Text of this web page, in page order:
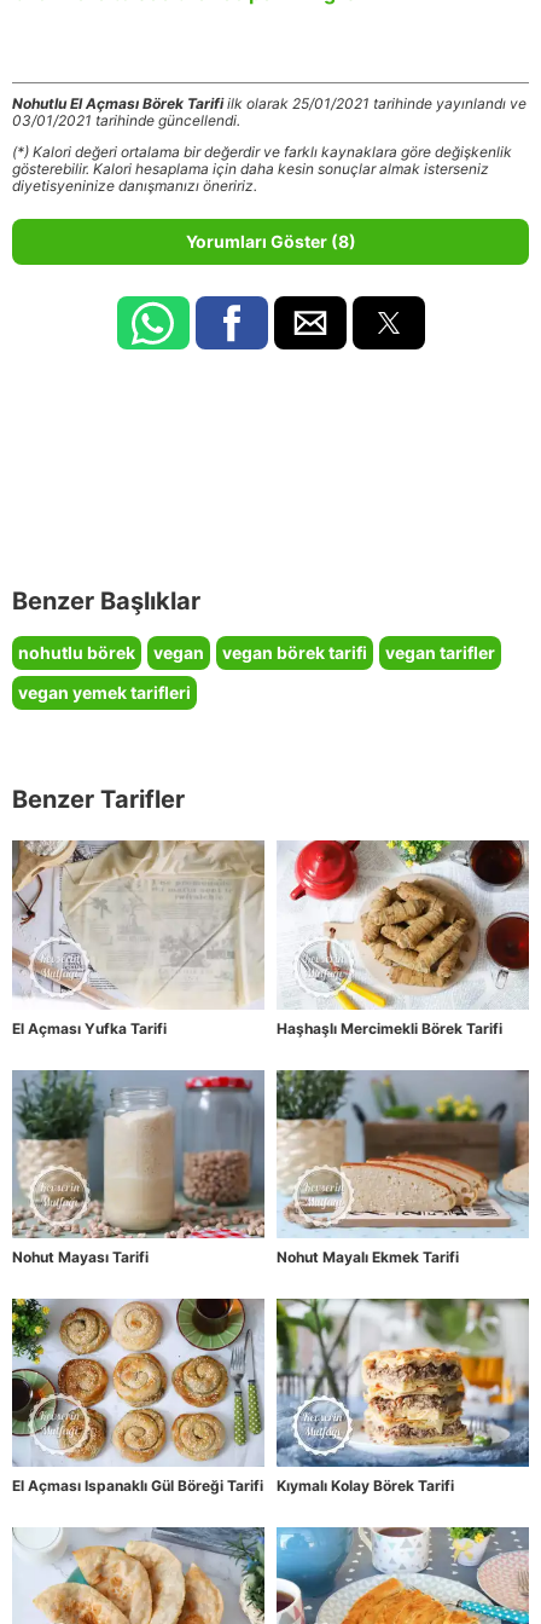
Nohutlu El Açması Börek Tarifiilk olarak 25/01/2021 tarihinde yayınlandı ve
03/01/2021 tarihinde güncellendi.
(*) Kalori değeri ortalama bir değerdir ve farklı kaynaklara göre değişkenlik
gösterebilir. Kalori hesaplama için daha kesin sonuçlar almak isterseniz
diyetisyeninize danışmanızı öneririz.
Yorumları Göster (8)
Benzer Başlıklar
nohutlu börek vegan vegan börek tarifi
vegan tarifler
vegan yemek tarifleri
Benzer Tarifler
El Açması Yufka Tarifi Haşhaşlı Mercimekli Börek Tarifi
Nohut Mayası Tarifi Nohut Mayalı Ekmek Tarifi
El Açması Ispanaklı Gül Böreği Tarifi Kıymalı Kolay Börek Tarifi